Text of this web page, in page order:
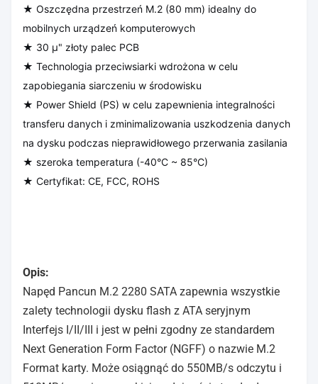
★ Oszczędna przestrzeń M.2 (80 mm) idealny do
mobilnych urządzeń komputerowych
★ 30 μ" złoty palec PCB
★ Technologia przeciwsiarki wdrożona w celu
zapobiegania siarczeniu w środowisku
★ Power Shield (PS) w celu zapewnienia integralności
transferu danych i zminimalizowania uszkodzenia danych
na dysku podczas nieprawidłowego przerwania zasilania
★ szeroka temperatura (-40°C ~ 85°C)
★ Certyfikat: CE, FCC, ROHS
Opis:
Napęd Pancun M.2 2280 SATA zapewnia wszystkie
zalety technologii dysku flash z ATA seryjnym
Interfejs I/II/III i jest w pełni zgodny ze standardem
Next Generation Form Factor (NGFF) o nazwie M.2
Format karty. Może osiągnąć do 550MB/s odczytu i